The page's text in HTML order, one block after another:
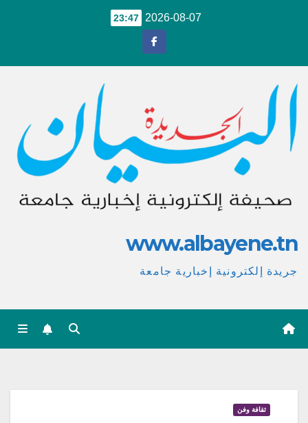
2026-08-07
23:47
www.albayene.tn
جريدة إلكترونية إخبارية جامعة
ثقافة وفن